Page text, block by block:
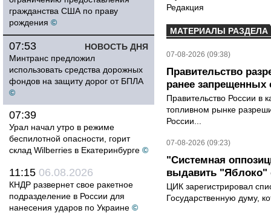
гражданства США по праву
рождения ©
НОВОСТЬ ДНЯ
07:53
Минтранс предложил
использовать средства дорожных
фондов на защиту дорог от БПЛА
©
07:39
Урал начал утро в режиме
беспилотной опасности, горит
склад Wilberries в Екатеринбурге ©
11:15 06.08.2026
КНДР развернет свое ракетное
подразделение в России для
нанесения ударов по Украине ©
Редакция
МАТЕРИАЛЫ РАЗДЕЛА
07-08-2026 (09:38)
Правительство
ранее запрещенных
Правительство России в
топливном рынке
России...
07-08-2026 (09:23)
"Системная
выдавить "Яблоко"
ЦИК зарегистрировал
Государственную думу,